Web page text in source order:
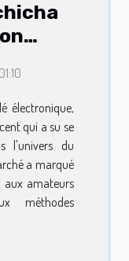
électronique,
qui a su se
l'univers du
a marqué
aux amateurs
méthodes